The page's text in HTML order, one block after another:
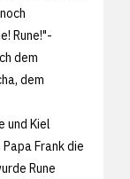
Rune!"-
dem
dem
und Kiel
Frank die
Rune